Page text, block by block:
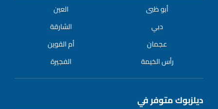
أبو ظبى
العين
دبي
الشارقة
عجمان
أم القوين
رأس الخيمة
الفجيرة
ديلزبوك متوفر في